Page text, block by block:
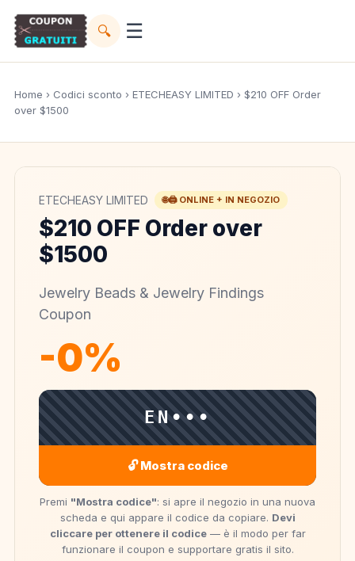
🔍 ☰
Home › Codici sconto › ETECHEASY LIMITED › $210 OFF Order
over $1500
ETECHEASY LIMITED 🌐🖨️ ONLINE + IN NEGOZIO
$210 OFF Order over
$1500
Jewelry Beads & Jewelry Findings
Coupon
-0%
EN•••
🔓 Mostra codice
Premi "Mostra codice": si apre il negozio in una nuova
scheda e qui appare il codice da copiare. Devi
cliccare per ottenere il codice— è il modo per far
funzionare il coupon e supportare gratis il sito.